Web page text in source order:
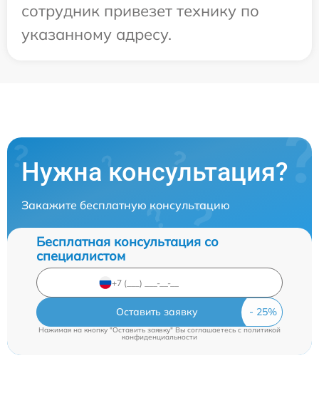
сотрудник привезет технику по
указанному адресу.
Нужна консультация?
Закажите бесплатную консультацию
Бесплатная консультация со
специалистом
Оставить заявку
Нажимая на кнопку "Оставить заявку" Вы соглашаетесь cполитикой
конфиденциальности